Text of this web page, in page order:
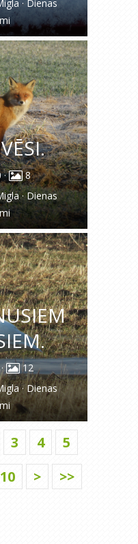
· Dienas
·
8
·Dienas
·
12
·Dienas
3 4
5
10 > >>